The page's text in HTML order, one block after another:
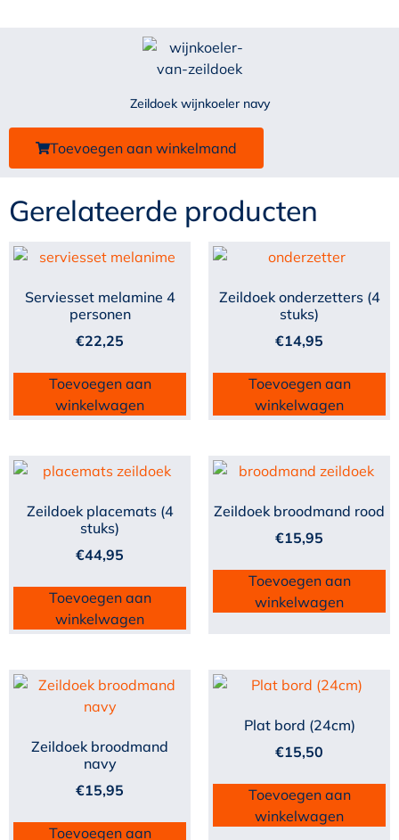
Zeildoek wijnkoeler navy
Toevoegen aan winkelmand
Gerelateerde producten
Serviesset melamine 4
personen
€22,25
Toevoegen aan
winkelwagen
Zeildoek onderzetters (4
stuks)
€14,95
Toevoegen aan
winkelwagen
Zeildoek placemats (4
stuks)
€44,95
Toevoegen aan
winkelwagen
Zeildoek broodmand rood
€15,95
Toevoegen aan
winkelwagen
Zeildoek broodmand
navy
€15,95
Toevoegen aan
Plat bord (24cm)
€15,50
Toevoegen aan
winkelwagen